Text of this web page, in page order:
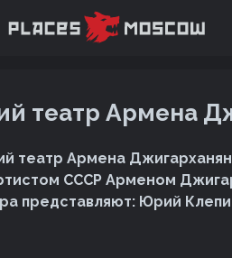
театр Армена
театр Армена
СССР Арменом
представляют: Юрий